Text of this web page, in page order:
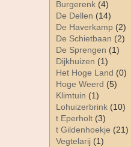
Burgerenk (4)
De Dellen (14)
De Haverkamp (2)
De Schietbaan (2)
De Sprengen (1)
Dijkhuizen (1)
Het Hoge Land (0)
Hoge Weerd (5)
Klimtuin (1)
Lohuizerbrink (10)
t Eperholt (3)
t Gildenhoekje (21)
Vegtelarij (1)